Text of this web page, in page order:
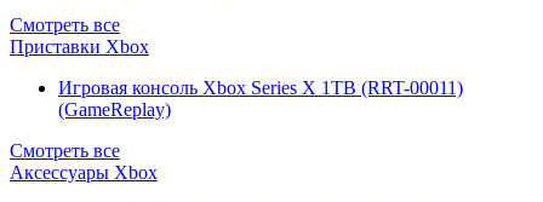
Смотреть все
Приставки Xbox
Игровая консоль Xbox Series X 1TB (RRT-00011)
(GameReplay)
Смотреть все
Аксессуары Xbox